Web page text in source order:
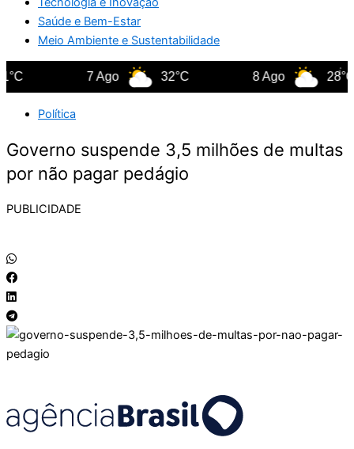
Saúde e Bem-Estar
Meio Ambiente e Sustentabilidade
7 Ago 32°C 8 Ago 28°C
Política
Governo suspende 3,5 milhões de multas
por não pagar pedágio
PUBLICIDADE